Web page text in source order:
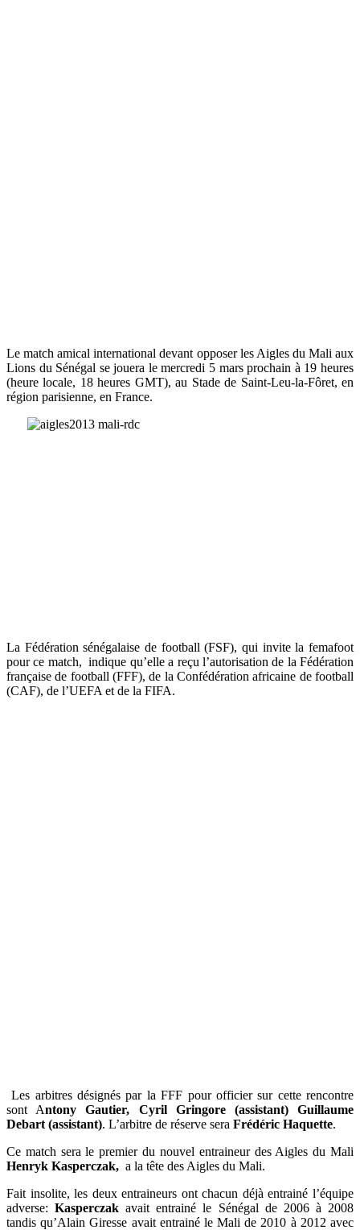
Le match amical international devant opposer les Aigles du Mali aux
Lions du Sénégal se jouera le mercredi 5 mars prochain à 19 heures
(heure locale, 18 heures GMT), au Stade de Saint-Leu-la-Fôret, en
région parisienne, en France.
La Fédération sénégalaise de football (FSF), qui invite la femafoot
pour ce match, indique qu’elle a reçu l’autorisation de la Fédération
française de football (FFF), de la Confédération africaine de football
(CAF), de l’UEFA et de la FIFA.
Les arbitres désignés par la FFF pour officier sur cette rencontre
sont Antony Gautier, Cyril Gringore (assistant) Guillaume
Debart (assistant). L’arbitre de réserve sera Frédéric Haquette.
Ce match sera le premier du nouvel entraineur des Aigles du Mali
Henryk Kasperczak, a la tête des Aigles du Mali.
Fait insolite, les deux entraineurs ont chacun déjà entrainé l’équipe
adverse:Kasperczak avait entrainé le Sénégal de 2006 à 2008
tandis qu’Alain Giresse avait entrainé le Mali de 2010 à 2012 avec